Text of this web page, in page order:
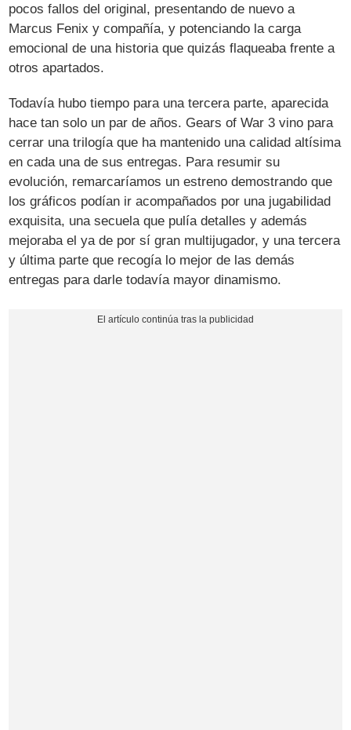
pocos fallos del original, presentando de nuevo a
Marcus Fenix y compañía, y potenciando la carga
emocional de una historia que quizás flaqueaba frente a
otros apartados.
Todavía hubo tiempo para una tercera parte, aparecida
hace tan solo un par de años. Gears of War 3 vino para
cerrar una trilogía que ha mantenido una calidad altísima
en cada una de sus entregas. Para resumir su
evolución, remarcaríamos un estreno demostrando que
los gráficos podían ir acompañados por una jugabilidad
exquisita, una secuela que pulía detalles y además
mejoraba el ya de por sí gran multijugador, y una tercera
y última parte que recogía lo mejor de las demás
entregas para darle todavía mayor dinamismo.